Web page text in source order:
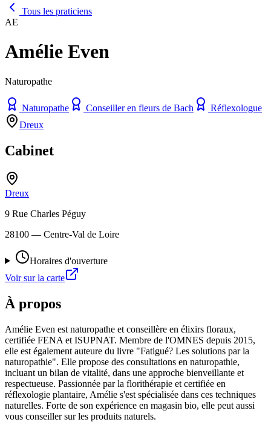
Tous les praticiens
AE
Amélie Even
Naturopathe
Naturopathe Conseiller en fleurs de Bach
Réflexologue
Dreux
Cabinet
Dreux
9 Rue Charles Péguy
28100 — Centre-Val de Loire
Horaires d'ouverture
Voir sur la carte
À propos
Amélie Even est naturopathe et conseillère en élixirs floraux,
certifiée FENA et ISUPNAT. Membre de l'OMNES depuis 2015,
elle est également auteure du livre "Fatigué? Les solutions par la
naturopathie". Elle propose des consultations en naturopathie,
incluant un bilan de vitalité, dans une approche bienveillante et
respectueuse. Passionnée par la florithérapie et certifiée en
réflexologie plantaire, Amélie s'est spécialisée dans ces techniques
naturelles. Forte de son expérience en magasin bio, elle peut aussi
vous conseiller sur les produits naturels.